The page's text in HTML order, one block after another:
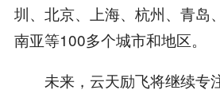
圳、北京、上海、杭州、青岛
南亚等100多个城市和地区。
未来，云天励飞将继续专